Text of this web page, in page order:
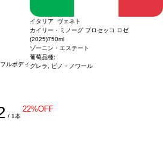
フルボディ
イタリア ヴェネト
カイリー・ミノーグ プロセッコ ロゼ
(2025)750ml
ゾーニン・エステート
葡萄品種:
グレラ, ピノ・ノワール
/ 1本
22%OFF